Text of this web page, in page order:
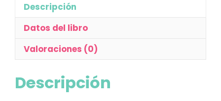
Descripción
Datos del libro
Valoraciones (0)
Descripción